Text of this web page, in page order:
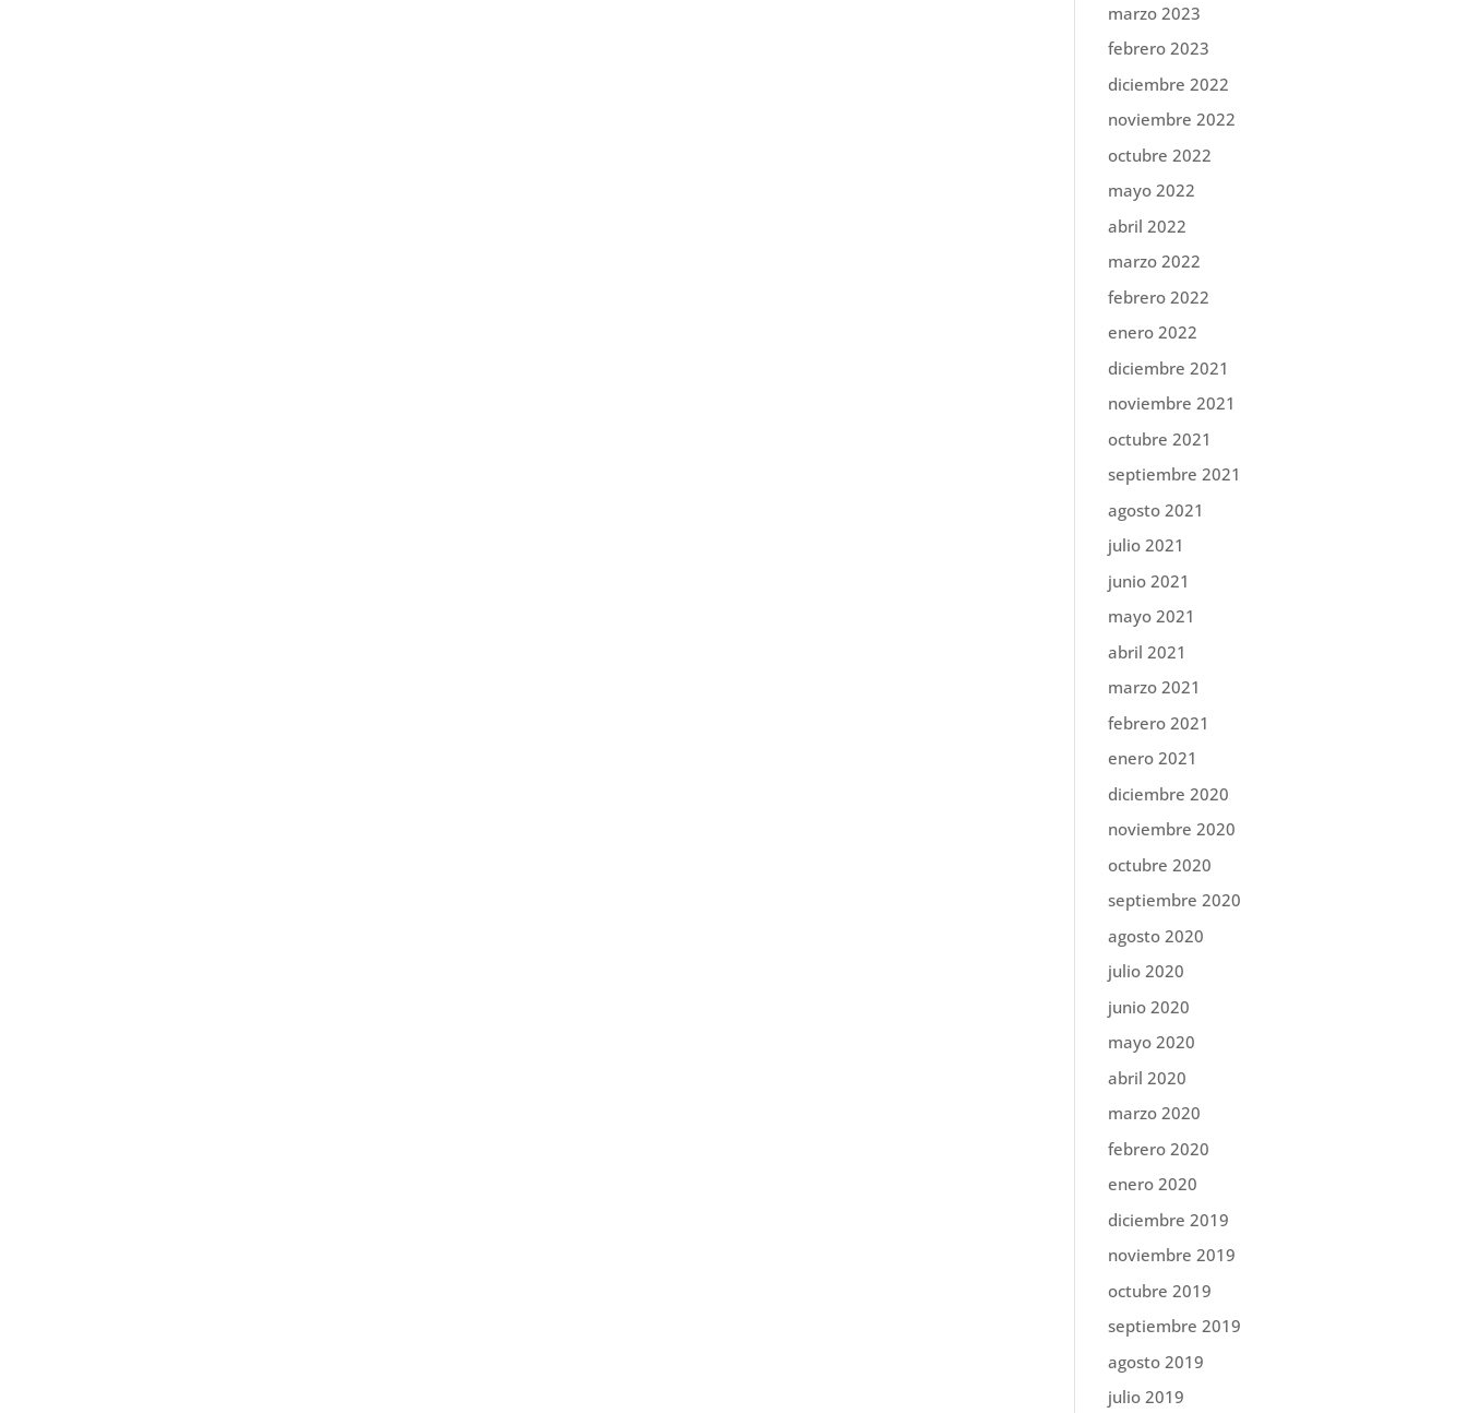
marzo 2023
febrero 2023
diciembre 2022
noviembre 2022
octubre 2022
mayo 2022
abril 2022
marzo 2022
febrero 2022
enero 2022
diciembre 2021
noviembre 2021
octubre 2021
septiembre 2021
agosto 2021
julio 2021
junio 2021
mayo 2021
abril 2021
marzo 2021
febrero 2021
enero 2021
diciembre 2020
noviembre 2020
octubre 2020
septiembre 2020
agosto 2020
julio 2020
junio 2020
mayo 2020
abril 2020
marzo 2020
febrero 2020
enero 2020
diciembre 2019
noviembre 2019
octubre 2019
septiembre 2019
agosto 2019
julio 2019